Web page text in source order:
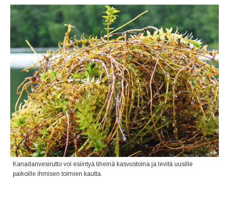
Kanadanvesirutto voi esiintyä tiheinä kasvustoina ja levitä uusille
paikoille ihmisen toimien kautta.